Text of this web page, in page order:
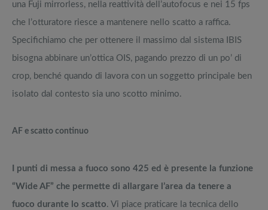
una Fuji mirrorless, nella reattività dell’autofocus e nei 15 fps
che l’otturatore riesce a mantenere nello scatto a raffica.
Specifichiamo che per ottenere il massimo dal sistema IBIS
bisogna abbinare un’ottica OIS, pagando prezzo di un po’ di
crop, benché quando di lavora con un soggetto principale ben
isolato dal contesto sia uno scotto minimo.
AF e scatto continuo
I punti di messa a fuoco sono 425 ed è presente la funzione
“Wide AF” che permette di allargare l’area da tenere a
fuoco durante lo scatto. Vi piace praticare la tecnica dello